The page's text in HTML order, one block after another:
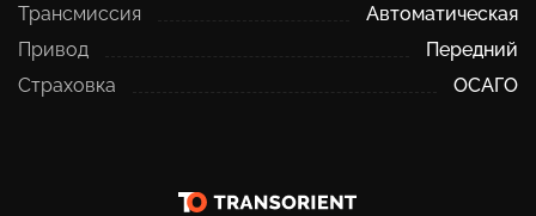
Трансмиссия
Автоматическая
Привод
Передний
Страховка
ОСАГО